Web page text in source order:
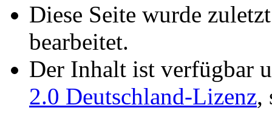
Diese Seite wurde
bearbeitet.
Der Inhalt ist verfügbar
2.0 Deutschland-Lizenz,